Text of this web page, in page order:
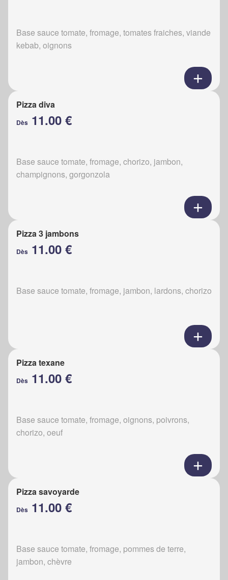
Base sauce tomate, fromage, tomates fraiches, viande
kebab, oignons
Pizza diva
Dès 11.00 €
Base sauce tomate, fromage, chorizo, jambon,
champignons, gorgonzola
Pizza 3 jambons
Dès 11.00 €
Base sauce tomate, fromage, jambon, lardons, chorizo
Pizza texane
Dès 11.00 €
Base sauce tomate, fromage, oignons, poivrons,
chorizo, oeuf
Pizza savoyarde
Dès 11.00 €
Base sauce tomate, fromage, pommes de terre,
jambon, chèvre